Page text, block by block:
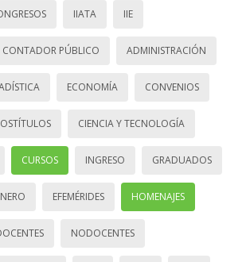
IIATA IIE
CONTADOR PÚBLICO ADMINISTRACIÓN
ECONOMÍA CONVENIOS
CIENCIA Y TECNOLOGÍA
CURSOS INGRESO GRADUADOS
EFEMÉRIDES HOMENAJES
NODOCENTES